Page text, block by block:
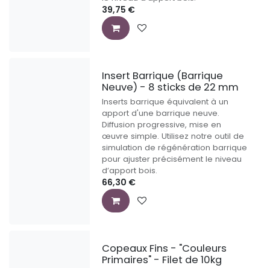
39,75 €
Insert Barrique (Barrique
Neuve) - 8 sticks de 22 mm
Inserts barrique équivalent à un
apport d'une barrique neuve.
Diffusion progressive, mise en
œuvre simple. Utilisez notre outil de
simulation de régénération barrique
pour ajuster précisément le niveau
d’apport bois.
66,30 €
Copeaux Fins - "Couleurs
Primaires" - Filet de 10kg